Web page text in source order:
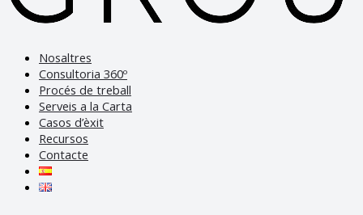
Nosaltres
Consultoria 360º
Procés de treball
Serveis a la Carta
Casos d’èxit
Recursos
Contacte